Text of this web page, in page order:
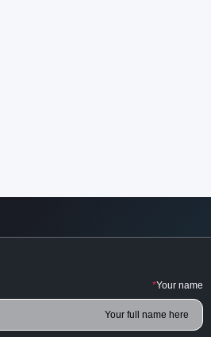
Your name
*